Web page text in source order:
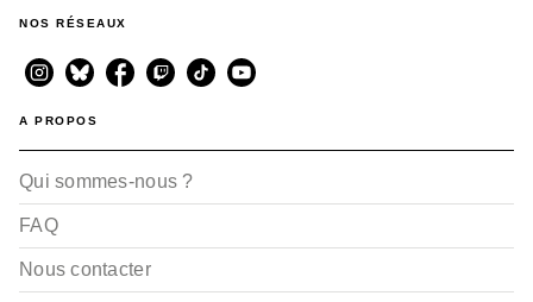
NOS RÉSEAUX
A PROPOS
Qui sommes-nous ?
FAQ
Nous contacter